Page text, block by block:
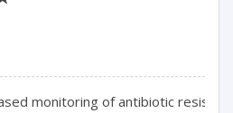
monitoring of antibiotic